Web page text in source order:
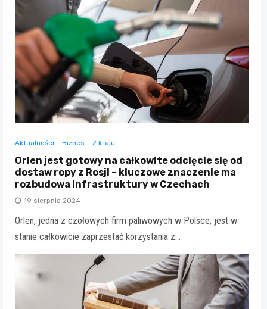
Aktualności Biznes Z kraju
Orlen jest gotowy na całkowite odcięcie się od
dostaw ropy z Rosji – kluczowe znaczenie ma
rozbudowa infrastruktury w Czechach
19 sierpnia 2024
Orlen, jedna z czołowych firm paliwowych w Polsce, jest w
stanie całkowicie zaprzestać korzystania z…